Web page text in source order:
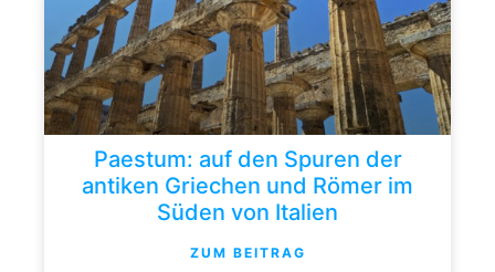
Paestum: auf den Spuren der
antiken Griechen und Römer im
Süden von Italien
ZUM BEITRAG